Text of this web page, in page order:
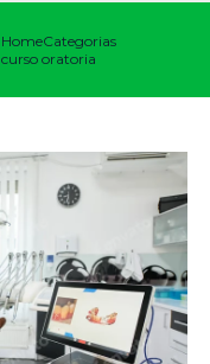
HomeCategorias
curso oratoria cuiaba